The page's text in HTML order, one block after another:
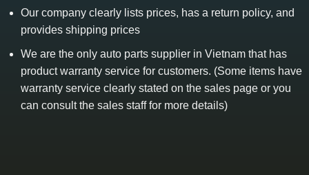
Our company clearly lists prices, has a return policy, and
provides shipping prices
We are the only auto parts supplier in Vietnam that has
product warranty service for customers. (Some items have
warranty service clearly stated on the sales page or you
can consult the sales staff for more details)